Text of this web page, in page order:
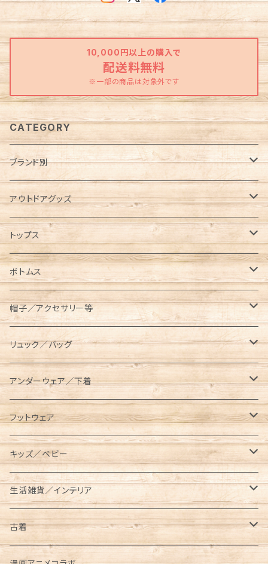
10,000円以上の購入で
配送料無料
※一部の商品は対象外です
CATEGORY
ブランド別
Abu Garcia（アブガルシア）
anello（アネロ）
AO Coolers（エーオークーラーズ）
asobito（アソビト）
AVIREX（アビレックス）
BEN DAVIS（ベンデイビス）
BRIEFING（ブリーフィング）
BUTTERFLY TWISTS（バタフライツイスト）
Champion（チャンピオン）
CHUMS（チャムス）
東北限定販売アイテム
アウトドアグッズ
焚き火グッズ
ケース各種
コンテナ／ツールボックス
スキレットケース
ダッチオーブンケース
ポールケース
メスティンケース
トラッシュバッグ／ゴミ入れ
薪入れ／薪バッグ
トイレットペーパー／ティッシュケース
テーブル／チェア
コット／マット
レジャーシート／グランドシート
ランタン／ライト類
タンブラー／水筒
クッカー／食器
メスティン
ケトル
トップス
ノースリーブ／タンクトップ
半袖Tシャツ
長袖／ハンパ袖Tシャツ
長袖Tシャツ
七分袖Tシャツ
シャツ
長袖
半袖
スウェット／トレーナー
半袖
長袖
パーカー
プルパーカー
ジップパーカー
ジャケット／アウター
コーチジャケット
中綿ジャケット
オーバーオール／オールインワン
ボトムス
オーバーオール／オールインワン
ロングパンツ
ハーフパンツ／ショーツ
クロップドパンツ
帽子／アクセサリー等
キャップ／ハット
ベルト／サスペンダー
マフラー／ネックウォーマー／ネックゲイター
ニットキャップ
手袋／グローブ
パスケース
リュック／バッグ
リュック
ショルダーバッグ
メッセンジャーバッグ
サコッシュ／ポーチ
トートバッグ
アンダーウェア／下着
ソックス
ロング
ショート／アンクル
レギンス／スパッツ
フットウェア
スニーカー
サンダル
ブーツ
キッズ／ベビー
キッズ
半袖Tシャツ
長袖Tシャツ
ベビー
ベビービブ
生活雑貨／インテリア
タンブラー／コップ／水筒
古着